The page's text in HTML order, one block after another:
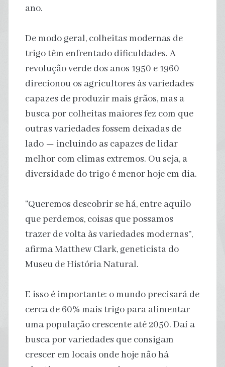
ano.
De modo geral, colheitas modernas de
trigo têm enfrentado dificuldades. A
revolução verde dos anos 1950 e 1960
direcionou os agricultores às variedades
capazes de produzir mais grãos, mas a
busca por colheitas maiores fez com que
outras variedades fossem deixadas de
lado — incluindo as capazes de lidar
melhor com climas extremos. Ou seja, a
diversidade do trigo é menor hoje em dia.
“Queremos descobrir se há, entre aquilo
que perdemos, coisas que possamos
trazer de volta às variedades modernas”,
afirma Matthew Clark, geneticista do
Museu de História Natural.
E isso é importante: o mundo precisará de
cerca de 60% mais trigo para alimentar
uma população crescente até 2050. Daí a
busca por variedades que consigam
crescer em locais onde hoje não há